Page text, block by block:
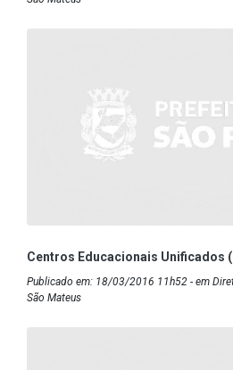
Centros Educacionais Unificados
Publicado em: 18/03/2016 11h52 - em
São Mateus